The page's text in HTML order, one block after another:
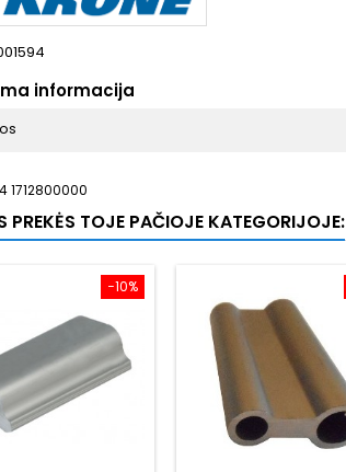
informacija
1712800000
PREKĖS TOJE PAČIOJE KATEGORIJOJE:
−10%